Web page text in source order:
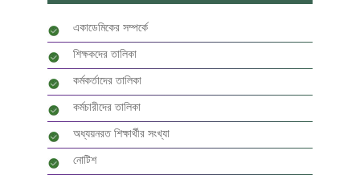
একাডেমিকের সম্পর্কে
শিক্ষকদের তালিকা
কর্মকর্তাদের তালিকা
কর্মচারীদের তালিকা
অধ্যয়নরত শিক্ষার্থীর সংখ্যা
নোটিশ